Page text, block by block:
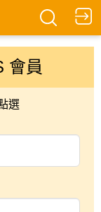
會員
選